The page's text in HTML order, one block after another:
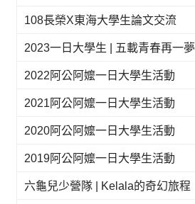
108長榮X東海大學生論文交流
2023一日大學生 | 五載青春再一夢
2022阿公阿嬤一日大學生活動
2021阿公阿嬤一日大學生活動
2020阿公阿嬤一日大學生活動
2019阿公阿嬤一日大學生活動
六龜兒少營隊 | Kelala的奇幻旅程